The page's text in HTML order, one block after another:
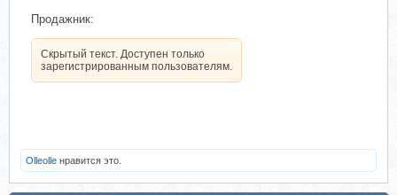
Продажник:
Скрытый текст. Доступен только
зарегистрированным пользователям.
Olleolle нравится это.